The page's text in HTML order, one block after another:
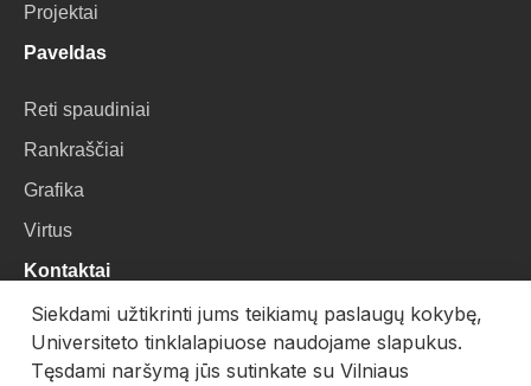
Projektai
Paveldas
Reti spaudiniai
Rankraščiai
Grafika
Virtus
Kontaktai
VU Biblioteka
Universiteto g. 3, LT-01122, Vilnius
Siekdami užtikrinti jums teikiamų paslaugų kokybę,
Universiteto tinklalapiuose naudojame slapukus.
Tęsdami naršymą jūs sutinkate su Vilniaus